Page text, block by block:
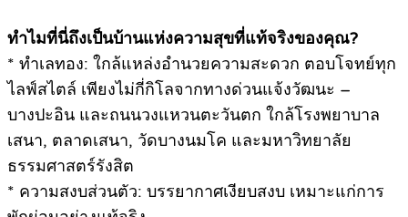
ทำไมที่นี่ถึงเป็นบ้านแห่งความสุขที่แท้จริงของคุณ?
* ทำเลทอง: ใกล้แหล่งอำนวยความสะดวก ตอบโจทย์ทุก
ไลฟ์สไตล์ เพียงไม่กี่กิโลจากทางด่วนแจ้งวัฒนะ –
บางปะอิน และถนนวงแหวนตะวันตก ใกล้โรงพยาบาล
เสนา, ตลาดเสนา, วัดบางนมโค และมหาวิทยาลัย
ธรรมศาสตร์รังสิต
* ความสงบส่วนตัว: บรรยากาศเงียบสงบ เหมาะแก่การ